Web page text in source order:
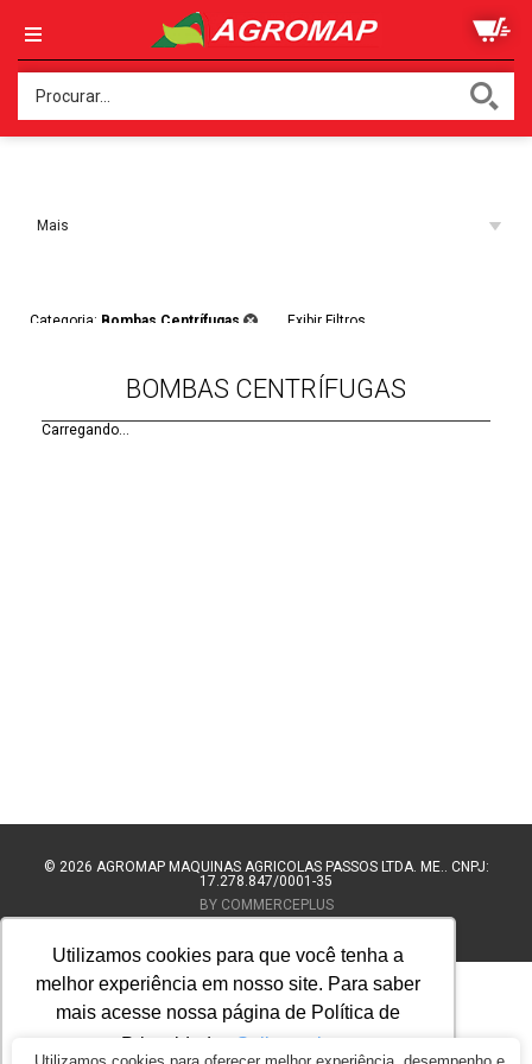
Utilizamos cookies para que você tenha a
melhor experiência em nosso site. Para saber
mais acesse nossa página de Política de
Privacidade.
Saiba mais
Mais
Categoria: Bombas Centrífugas Exibir Filtros
BOMBAS CENTRÍFUGAS
Carregando...
© 2026 AGROMAP MAQUINAS AGRÍCOLAS PASSOS LTDA. ME.. CNPJ:
17.278.847/0001-35
BY COMMERCEPLUS